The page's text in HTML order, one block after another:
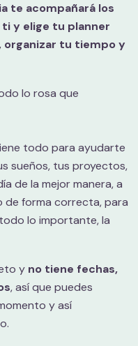
te acompañará los
y elige tu planner
organizar tu tiempo y
lo rosa que
todo para ayudarte
sueños, tus proyectos,
de la mejor manera, a
de forma correcta, para
lo importante, la
y no tiene fechas,
, así que puedes
y así